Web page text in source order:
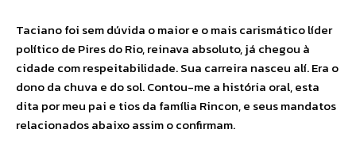
Taciano foi sem dúvida o maior e o mais carismático líder
político de Pires do Rio, reinava absoluto, já chegou à
cidade com respeitabilidade. Sua carreira nasceu alí. Era o
dono da chuva e do sol. Contou-me a história oral, esta
dita por meu pai e tios da família Rincon, e seus mandatos
relacionados abaixo assim o confirmam.